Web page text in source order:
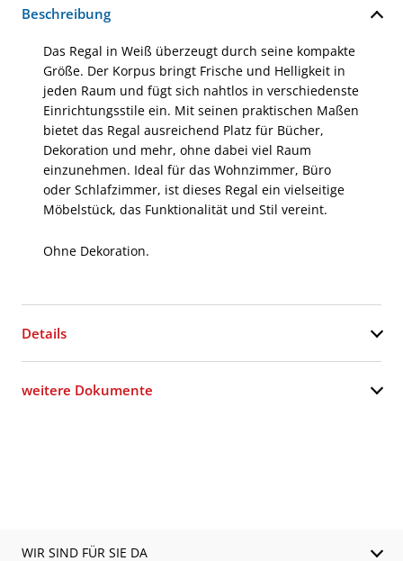
Beschreibung
Das Regal in Weiß überzeugt durch seine kompakte
Größe. Der Korpus bringt Frische und Helligkeit in
jeden Raum und fügt sich nahtlos in verschiedenste
Einrichtungsstile ein. Mit seinen praktischen Maßen
bietet das Regal ausreichend Platz für Bücher,
Dekoration und mehr, ohne dabei viel Raum
einzunehmen. Ideal für das Wohnzimmer, Büro
oder Schlafzimmer, ist dieses Regal ein vielseitige
Möbelstück, das Funktionalität und Stil vereint.
Ohne Dekoration.
Details
weitere Dokumente
WIR SIND FÜR SIE DA